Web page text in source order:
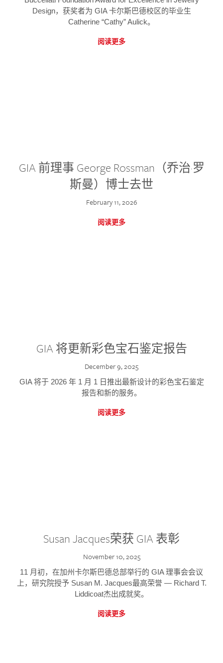
Design，获奖者为 GIA 卡尔斯巴德校区的毕业生
Catherine “Cathy” Aulick。
阅读更多
GIA 前理事 George Rossman（乔治·罗
斯曼）博士去世
February 11, 2026
阅读更多
GIA 将更新彩色宝石鉴定报告
December 9, 2025
GIA 将于 2026 年 1 月 1 日推出最新设计的彩色宝石鉴定
报告和新的服务。
阅读更多
Susan Jacques荣获 GIA 表彰
November 10, 2025
11 月初，在加州卡尔斯巴德总部举行的 GIA 理事会会议
上，研究院授予 Susan M. Jacques最高荣誉 — Richard T.
Liddicoat杰出成就奖。
阅读更多